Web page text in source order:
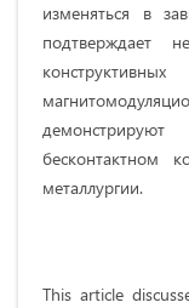
изменяться в
подтверждает
бесконтактном
металлургии.
This article